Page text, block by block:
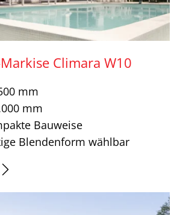
Climara W10
mm
mm
Bauweise
Blendenform wählbar